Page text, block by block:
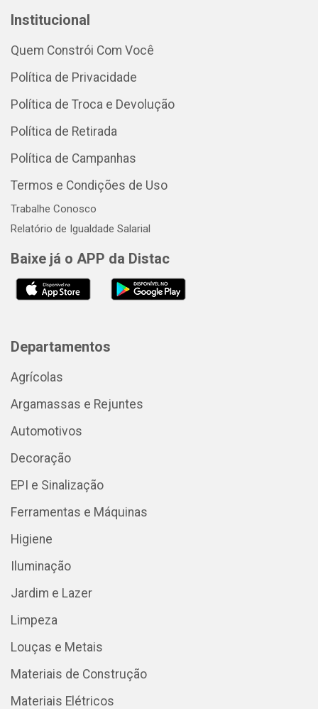
Institucional
Quem Constrói Com Você
Política de Privacidade
Política de Troca e Devolução
Política de Retirada
Política de Campanhas
Termos e Condições de Uso
Trabalhe Conosco
Relatório de Igualdade Salarial
Baixe já o APP da Distac
Departamentos
Agrícolas
Argamassas e Rejuntes
Automotivos
Decoração
EPI e Sinalização
Ferramentas e Máquinas
Higiene
Iluminação
Jardim e Lazer
Limpeza
Louças e Metais
Materiais de Construção
Materiais Elétricos